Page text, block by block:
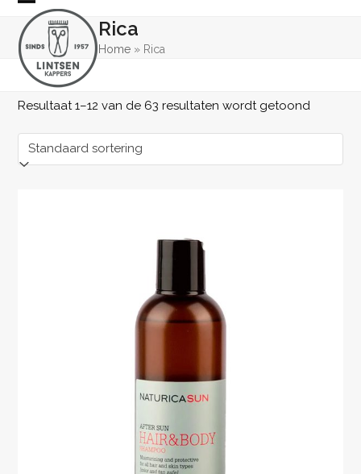
Skip
content
Open
mobile
menu
Close
mobile
menu
Rica
Home » Rica
Resultaat 1–12 van de 63 resultaten wordt getoond